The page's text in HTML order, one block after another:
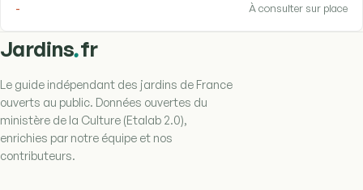
- À consulter sur place
Jardins.fr
Le guide indépendant des jardins de France
ouverts au public. Données ouvertes du
ministère de la Culture (Etalab 2.0),
enrichies par notre équipe et nos
contributeurs.